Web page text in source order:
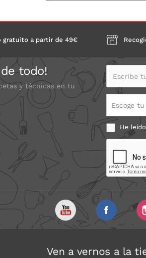
gratuito a partir de 49€
todo!
y técnicas en tu
Escribe
Escoge tu
He
Ven a vernos a la